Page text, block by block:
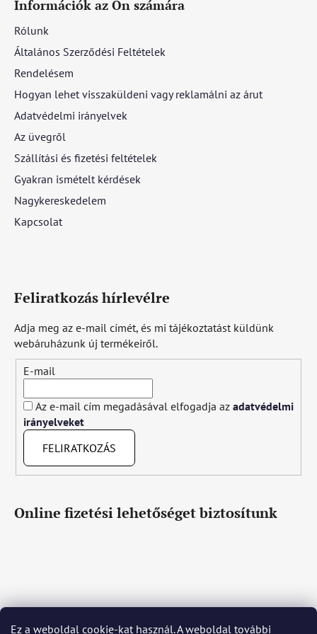
Ez a weboldal cookie-kat használ. A weboldal további
Információk az Ön számára
Rólunk
Általános Szerződési Feltételek
Rendelésem
Hogyan lehet visszaküldeni vagy reklamálni az árut
Adatvédelmi irányelvek
Az üvegről
Szállítási és fizetési feltételek
Gyakran ismételt kérdések
Nagykereskedelem
Kapcsolat
Feliratkozás hírlevélre
Adja meg az e-mail címét, és mi tájékoztatást küldünk
webáruházunk új termékeiről.
E-mail
Az e-mail cím megadásával elfogadja az adatvédelmi
irányelveket
FELIRATKOZÁS
Online fizetési lehetőséget biztosítunk
Čeština Slovenčina English Deutsch Magyar